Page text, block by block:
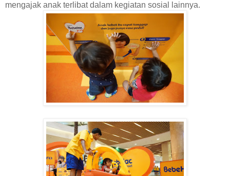
mengajak anak terlibat dalam kegiatan sosial lainnya.